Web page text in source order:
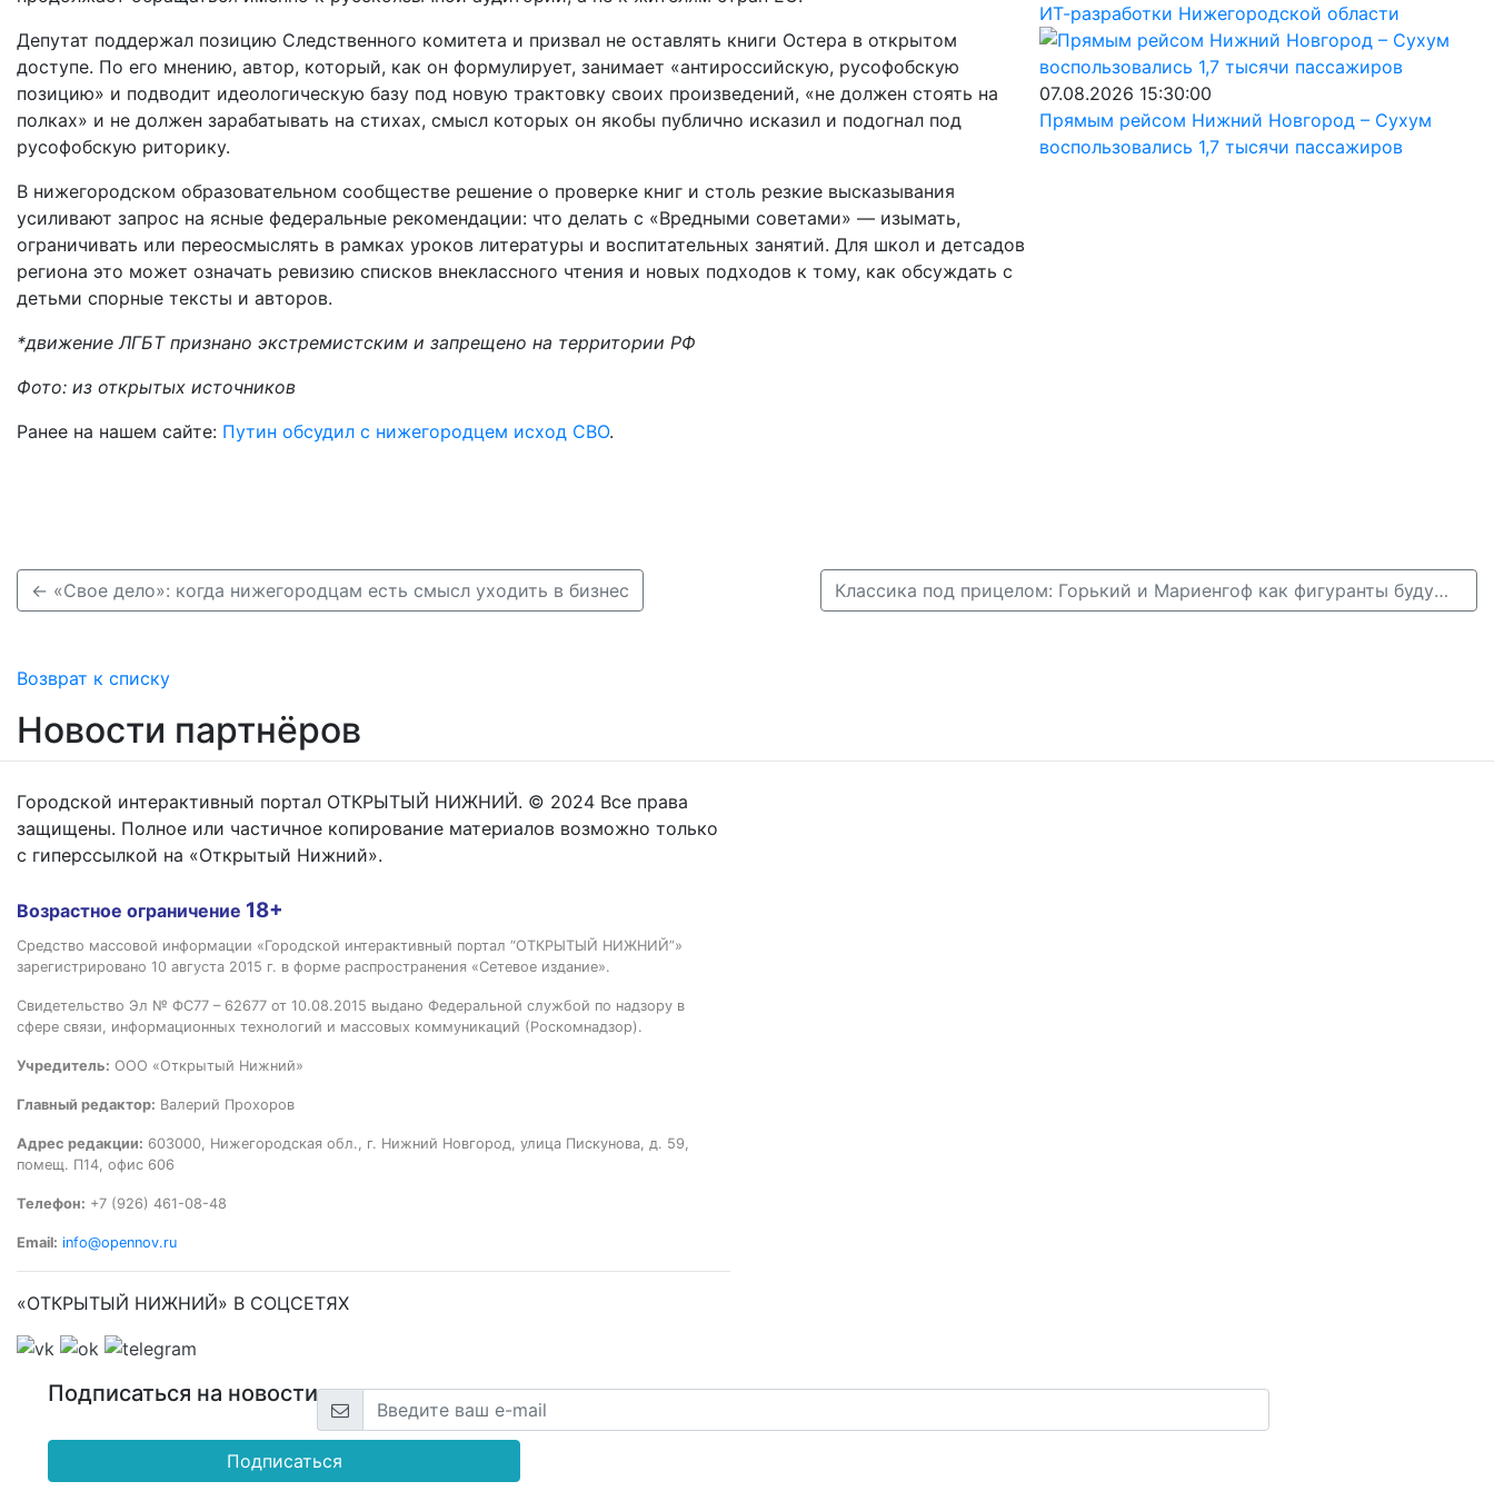
Депутат поддержал позицию Следственного комитета и призвал не оставлять книги Остера в открытом
доступе. По его мнению, автор, который, как он формулирует, занимает «антироссийскую, русофобскую
позицию» и подводит идеологическую базу под новую трактовку своих произведений, «не должен стоять на
полках» и не должен зарабатывать на стихах, смысл которых он якобы публично исказил и подогнал под
русофобскую риторику.
В нижегородском образовательном сообществе решение о проверке книг и столь резкие высказывания
усиливают запрос на ясные федеральные рекомендации: что делать с «Вредными советами» — изымать,
ограничивать или переосмыслять в рамках уроков литературы и воспитательных занятий. Для школ и детсадов
региона это может означать ревизию списков внеклассного чтения и новых подходов к тому, как обсуждать с
детьми спорные тексты и авторов.
*движение ЛГБТ признано экстремистским и запрещено на территории РФ
Фото: из открытых источников
Ранее на нашем сайте: Путин обсудил с нижегородцем исход СВО.
ИТ-разработки Нижегородской области
07.08.2026 15:30:00
Прямым рейсом Нижний Новгород – Сухум
воспользовались 1,7 тысячи пассажиров
← «Свое дело»: когда нижегородцам есть смысл уходить в бизнес Классика под прицелом: Горький и Мариенгоф как фигуранты будущих экспертиз →
Возврат к списку
Новости партнёров
Городской интерактивный портал ОТКРЫТЫЙ НИЖНИЙ. © 2024 Все права
защищены. Полное или частичное копирование материалов возможно только
с гиперссылкой на «Открытый Нижний».
Возрастное ограничение 18+
Средство массовой информации «Городской интерактивный портал “ОТКРЫТЫЙ НИЖНИЙ”»
зарегистрировано 10 августа 2015 г. в форме распространения «Сетевое издание».
Свидетельство Эл № ФС77 – 62677 от 10.08.2015 выдано Федеральной службой по надзору в
сфере связи, информационных технологий и массовых коммуникаций (Роскомнадзор).
Учредитель: ООО «Открытый Нижний»
Главный редактор: Валерий Прохоров
Адрес редакции: 603000, Нижегородская обл., г. Нижний Новгород, улица Пискунова, д. 59,
помещ. П14, офис 606
Телефон: +7 (926) 461-08-48
Email: info@opennov.ru
«ОТКРЫТЫЙ НИЖНИЙ» В СОЦСЕТЯХ
Подписаться на новости
Подписаться